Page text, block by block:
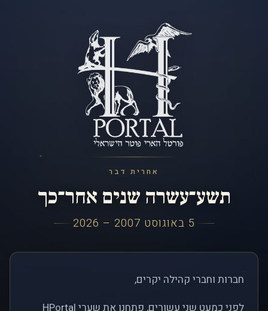
אחרית דבר
תשע־עשרה שנים אחר־כך
5 באוגוסט 2007 – 2026
חברות וחברי קהילה יקרים,
לפני כמעט שני עשורים, פתחנו את שערי HPortal